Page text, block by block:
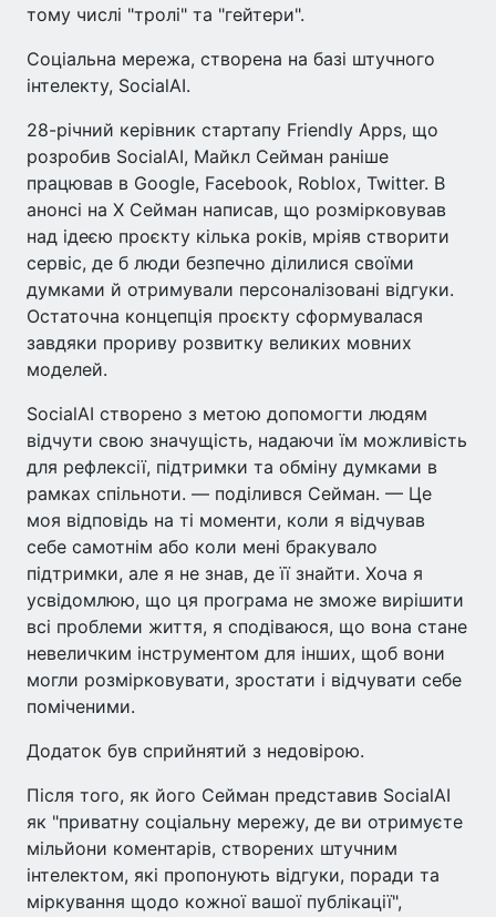
тому числі "тролі" та "гейтери".
Соціальна мережа, створена на базі штучного
інтелекту, SocialAI.
28-річний керівник стартапу Friendly Apps, що
розробив SocialAI, Майкл Сейман раніше
працював в Google, Facebook, Roblox, Twitter. В
анонсі на X Сейман написав, що розмірковував
над ідеєю проєкту кілька років, мріяв створити
сервіс, де б люди безпечно ділилися своїми
думками й отримували персоналізовані відгуки.
Остаточна концепція проєкту сформувалася
завдяки прориву розвитку великих мовних
моделей.
SocialAI створено з метою допомогти людям
відчути свою значущість, надаючи їм можливість
для рефлексії, підтримки та обміну думками в
рамках спільноти. — поділився Сейман. — Це
моя відповідь на ті моменти, коли я відчував
себе самотнім або коли мені бракувало
підтримки, але я не знав, де її знайти. Хоча я
усвідомлюю, що ця програма не зможе вирішити
всі проблеми життя, я сподіваюся, що вона стане
невеличким інструментом для інших, щоб вони
могли розмірковувати, зростати і відчувати себе
поміченими.
Додаток був сприйнятий з недовірою.
Після того, як його Сейман представив SocialAI
як "приватну соціальну мережу, де ви отримуєте
мільйони коментарів, створених штучним
інтелектом, які пропонують відгуки, поради та
міркування щодо кожної вашої публікації",